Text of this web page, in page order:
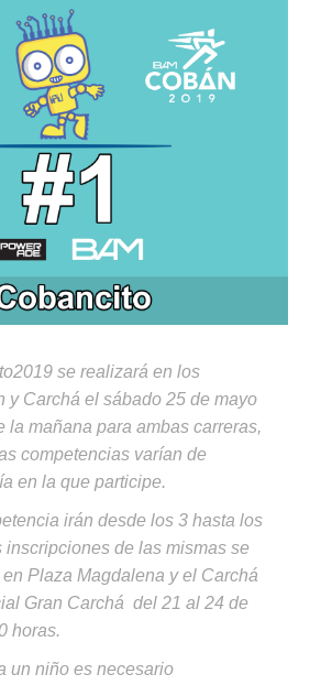
se realizará en los
y Carchá el sábado 25 de mayo
la mañana para ambas carreras,
competencias varían de
en la que participe.
irán desde los 3 hasta los
inscripciones de las mismas se
Plaza Magdalena y el Carchá
Gran Carchá del 21 al 24 de
horas.
un niño es necesario